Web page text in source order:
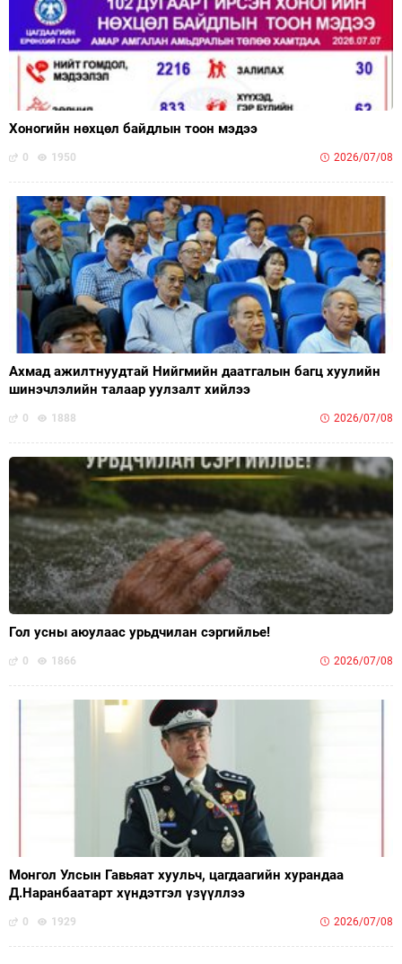
Хоногийн нөхцөл байдлын тоон мэдээ
0 1950 2026/07/08
Ахмад ажилтнуудтай Нийгмийн даатгалын багц хуулийн
шинэчлэлийн талаар уулзалт хийлээ
0 1888 2026/07/08
Гол усны аюулаас урьдчилан сэргийлье!
0 1866 2026/07/08
Монгол Улсын Гавьяат хуульч, цагдаагийн хурандаа
Д.Наранбаатарт хүндэтгэл үзүүллээ
0 1929 2026/07/08